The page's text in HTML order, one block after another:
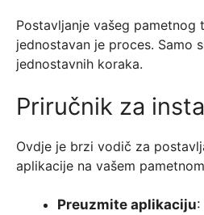
Postavljanje vašeg pametnog
jednostavan je proces. Samo
jednostavnih koraka.
Priručnik za
Ovdje je brzi vodič za
aplikacije na vašem
Preuzmite aplikaciju